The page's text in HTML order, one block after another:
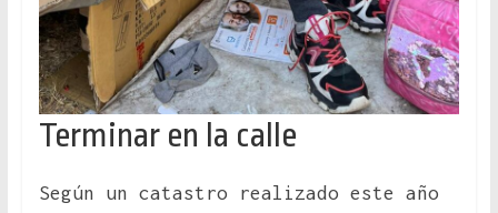
Terminar en la calle
Según un catastro realizado este año